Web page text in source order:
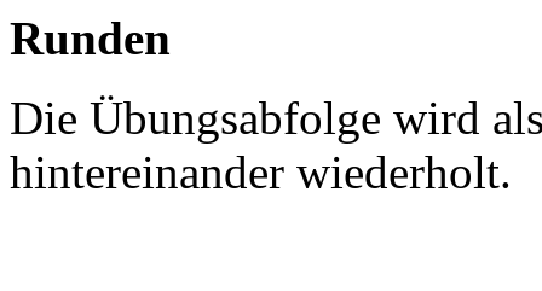
Runden
Die Übungsabfolge wird
hintereinander wiederholt.